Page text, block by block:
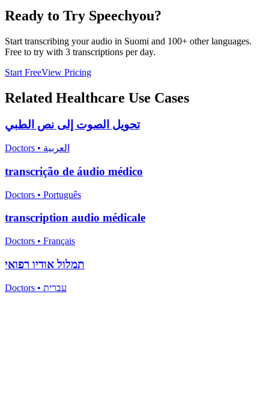
Ready to Try Speechyou?
Start transcribing your audio in Suomi and 100+ other languages.
Free to try with 3 transcriptions per day.
Start FreeView Pricing
Related Healthcare Use Cases
تحويل الصوت إلى نص الطبي
Doctors • العربية
transcrição de áudio médico
Doctors • Português
transcription audio médicale
Doctors • Français
תמלול אודיו רפואי
Doctors • עברית